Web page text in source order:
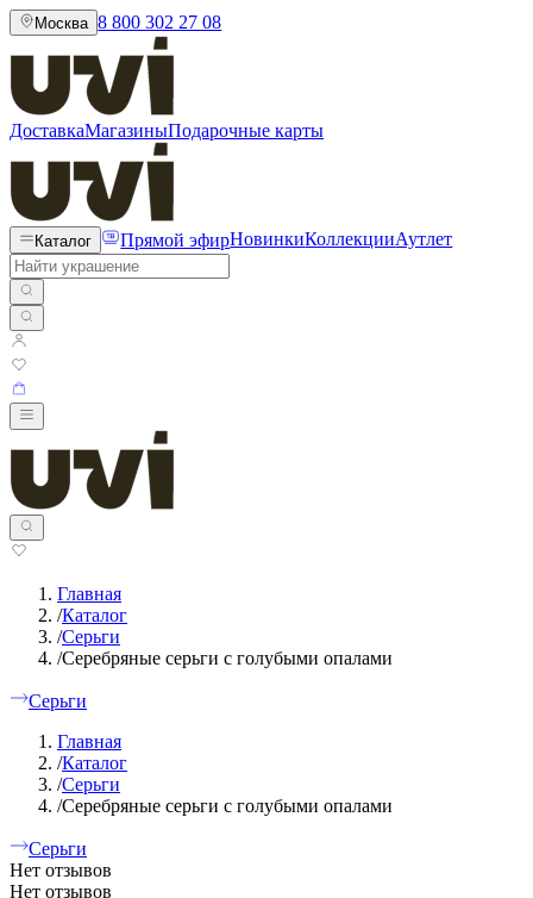
Москва 8 800 302 27 08
ДоставкаМагазиныПодарочные карты
Каталог Прямой эфирНовинкиКоллекцииАутлет
Главная
/Каталог
/Серьги
/Серебряные серьги с голубыми опалами
Серьги
Главная
/Каталог
/Серьги
/Серебряные серьги с голубыми опалами
Серьги
Нет отзывов
Нет отзывов